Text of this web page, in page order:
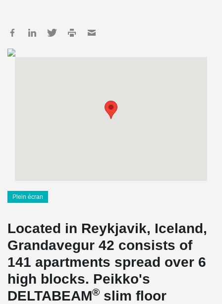
Plein écran
Located in Reykjavik, Iceland,
Grandavegur 42 consists of
141 apartments spread over 6
high blocks. Peikko's
DELTABEAM® slim floor